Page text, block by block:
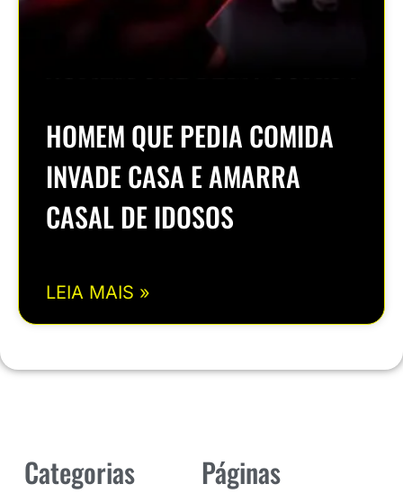
HOMEM QUE PEDIA COMIDA
INVADE CASA E AMARRA
CASAL DE IDOSOS
LEIA MAIS »
Categorias Páginas